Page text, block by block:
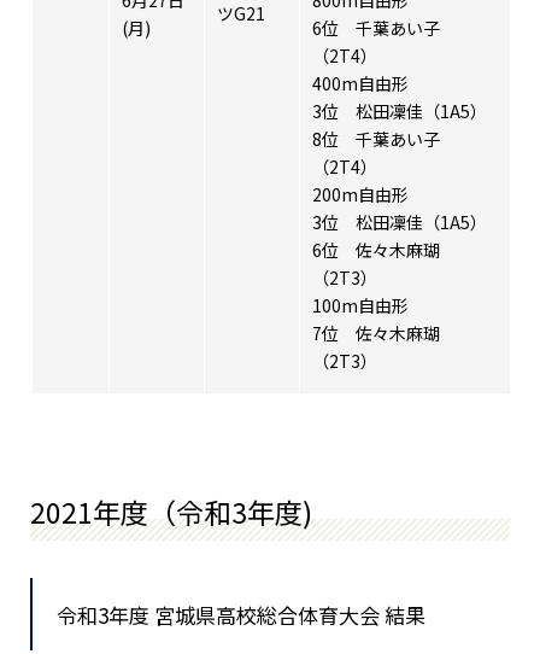
(月)
ツG21
6位 千葉あい子
（2T4）
400m自由形
3位 松田凜佳（1A5）
8位 千葉あい子
（2T4）
200m自由形
3位 松田凜佳（1A5）
6位 佐々木麻瑚
（2T3）
100m自由形
7位 佐々木麻瑚
（2T3）
2021年度（令和3年度)
令和3年度 宮城県高校総合体育大会 結果